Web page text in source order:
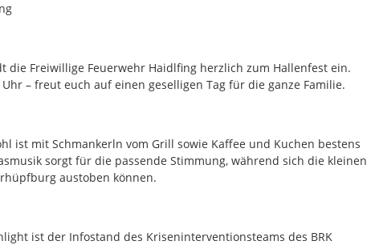
die Freiwillige Feuerwehr Haidlfing herzlich zum Hallenfest ein.
– freut euch auf einen geselligen Tag für die ganze Familie.
ist mit Schmankerln vom Grill sowie Kaffee und Kuchen bestens
sorgt für die passende Stimmung, während sich die kleinen
austoben können.
ist der Infostand des Kriseninterventionsteams des BRK